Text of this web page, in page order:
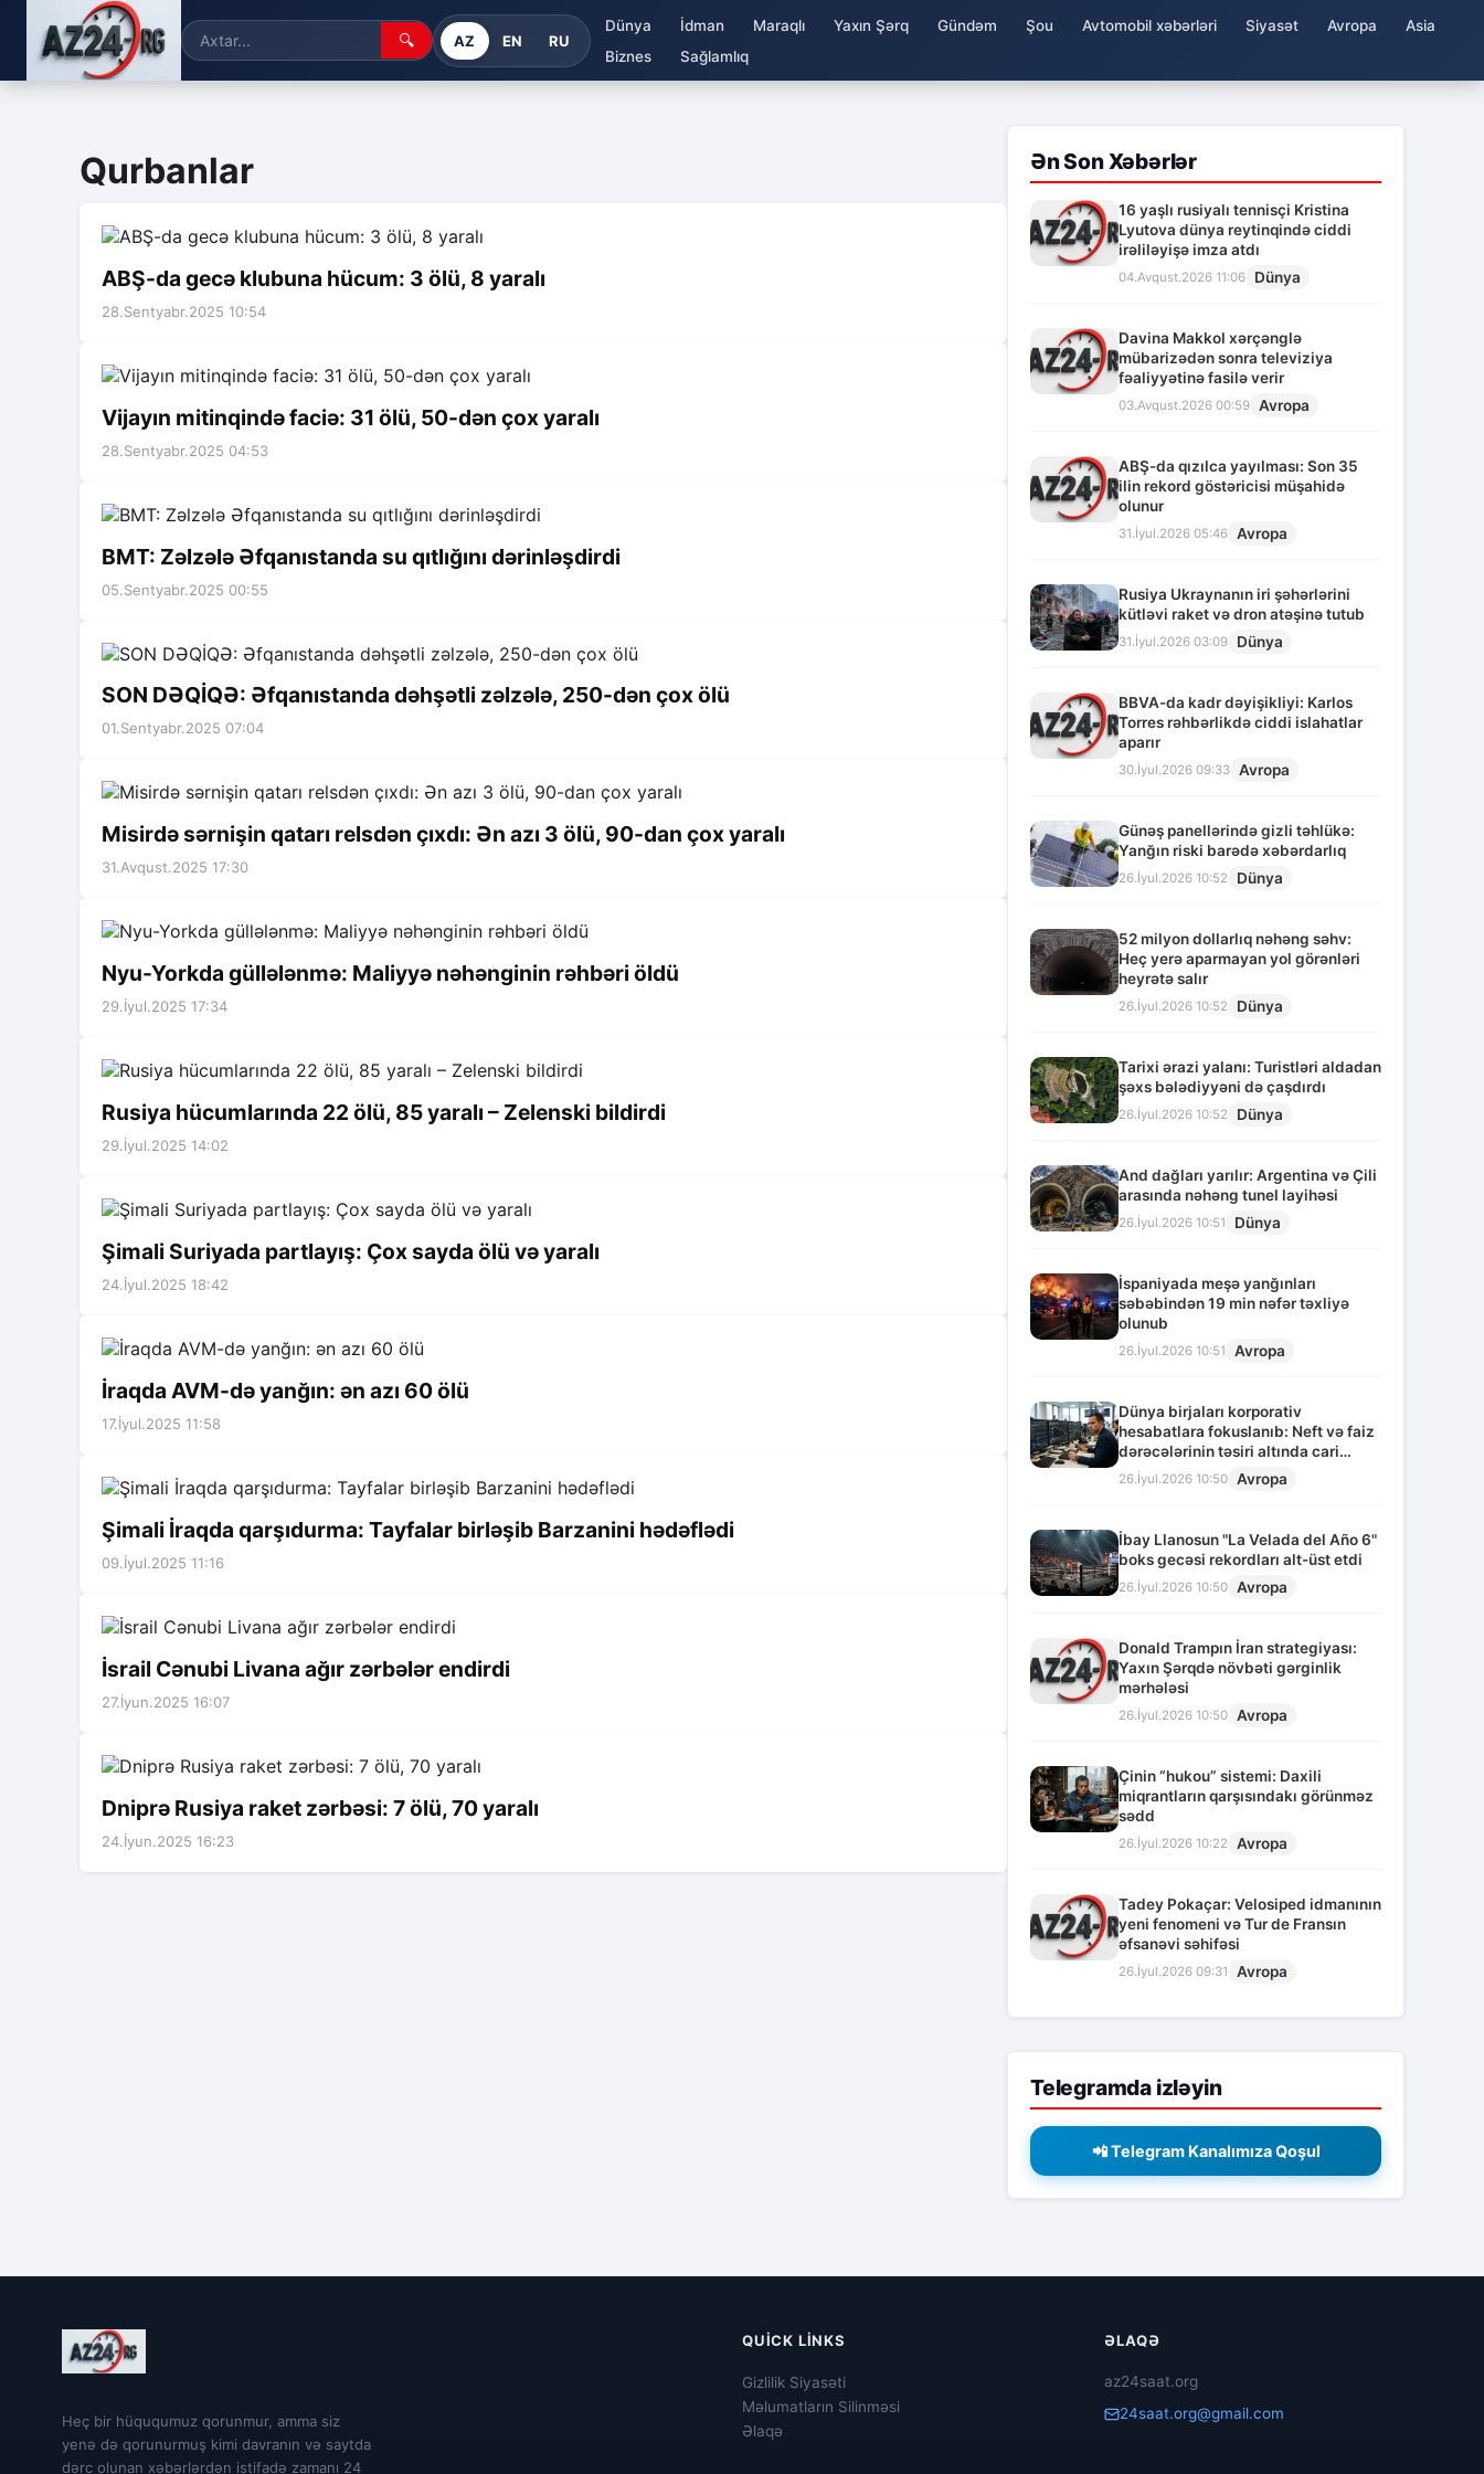
🔍 AZ EN RU
Dünya İdman Maraqlı Yaxın Şərq Gündəm Şou Avtomobil xəbərləri Siyasət Avropa
Asia
Biznes
Sağlamlıq
Qurbanlar
ABŞ-da gecə klubuna hücum: 3 ölü, 8 yaralı
28.Sentyabr.2025 10:54
Vijayın mitinqində faciə: 31 ölü, 50-dən çox yaralı
28.Sentyabr.2025 04:53
BMT: Zəlzələ Əfqanıstanda su qıtlığını dərinləşdirdi
05.Sentyabr.2025 00:55
SON DƏQİQƏ: Əfqanıstanda dəhşətli zəlzələ, 250-dən çox ölü
01.Sentyabr.2025 07:04
Misirdə sərnişin qatarı relsdən çıxdı: Ən azı 3 ölü, 90-dan çox yaralı
31.Avqust.2025 17:30
Nyu-Yorkda güllələnmə: Maliyyə nəhənginin rəhbəri öldü
29.İyul.2025 17:34
Rusiya hücumlarında 22 ölü, 85 yaralı – Zelenski bildirdi
29.İyul.2025 14:02
Şimali Suriyada partlayış: Çox sayda ölü və yaralı
24.İyul.2025 18:42
İraqda AVM-də yanğın: ən azı 60 ölü
17.İyul.2025 11:58
Şimali İraqda qarşıdurma: Tayfalar birləşib Barzanini hədəflədi
09.İyul.2025 11:16
İsrail Cənubi Livana ağır zərbələr endirdi
27.İyun.2025 16:07
Dniprə Rusiya raket zərbəsi: 7 ölü, 70 yaralı
24.İyun.2025 16:23
Ən Son Xəbərlər
16 yaşlı rusiyalı tennisçi Kristina
Lyutova dünya reytinqində ciddi
irəliləyişə imza atdı
04.Avqust.2026 11:06 Dünya
Davina Makkol xərçənglə
mübarizədən sonra televiziya
fəaliyyətinə fasilə verir
03.Avqust.2026 00:59 Avropa
ABŞ-da qızılca yayılması: Son 35
ilin rekord göstəricisi müşahidə
olunur
31.İyul.2026 05:46 Avropa
Rusiya Ukraynanın iri şəhərlərini
kütləvi raket və dron atəşinə tutub
31.İyul.2026 03:09 Dünya
BBVA-da kadr dəyişikliyi: Karlos
Torres rəhbərlikdə ciddi islahatlar
aparır
30.İyul.2026 09:33 Avropa
Günəş panellərində gizli təhlükə:
Yanğın riski barədə xəbərdarlıq
26.İyul.2026 10:52 Dünya
52 milyon dollarlıq nəhəng səhv:
Heç yerə aparmayan yol görənləri
heyrətə salır
26.İyul.2026 10:52 Dünya
Tarixi ərazi yalanı: Turistləri aldadan
şəxs bələdiyyəni də çaşdırdı
26.İyul.2026 10:52 Dünya
And dağları yarılır: Argentina və Çili
arasında nəhəng tunel layihəsi
26.İyul.2026 10:51 Dünya
İspaniyada meşə yanğınları
səbəbindən 19 min nəfər təxliyə
olunub
26.İyul.2026 10:51 Avropa
Dünya birjaları korporativ
hesabatlara fokuslanıb: Neft və faiz
dərəcələrinin təsiri altında cari
vəziyyət
26.İyul.2026 10:50 Avropa
İbay Llanosun "La Velada del Año 6"
boks gecəsi rekordları alt-üst etdi
26.İyul.2026 10:50 Avropa
Donald Trampın İran strategiyası:
Yaxın Şərqdə növbəti gərginlik
mərhələsi
26.İyul.2026 10:50 Avropa
Çinin “hukou” sistemi: Daxili
miqrantların qarşısındakı görünməz
sədd
26.İyul.2026 10:22 Avropa
Tadey Pokaçar: Velosiped idmanının
yeni fenomeni və Tur de Fransın
əfsanəvi səhifəsi
26.İyul.2026 09:31 Avropa
Telegramda izləyin
📲 Telegram Kanalımıza Qoşul
Heç bir hüququmuz qorunmur, amma siz
yenə də qorunurmuş kimi davranın və saytda
dərc olunan xəbərlərdən istifadə zamanı 24
QUICK LINKS
Gizlilik Siyasəti
Məlumatların Silinməsi
Əlaqə
ƏLAQƏ
az24saat.org
24saat.org@gmail.com